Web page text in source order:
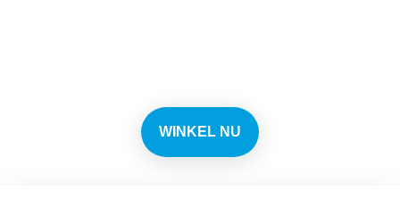
WINKEL NU